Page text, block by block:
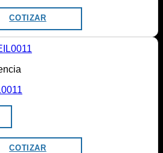
COTIZAR
COTIZAR